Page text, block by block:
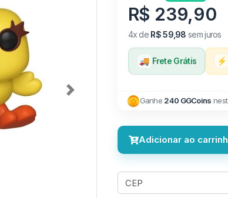
Next
R$ 239,90
4x de R$ 59,98 sem juros
🚚 Frete Grátis ⚡
Ganhe 240 GGCoins
Adicionar ao